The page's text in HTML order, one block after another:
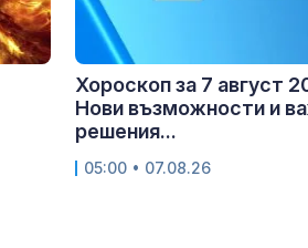
Хороскоп за 7 август
Нови възможности и
решения...
05:00 • 07.08.26